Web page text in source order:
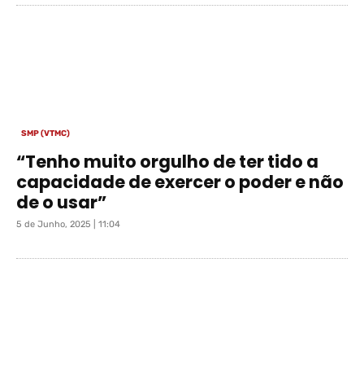
SMP (VTMC)
“Tenho muito orgulho de ter tido a
capacidade de exercer o poder e não
de o usar”
5 de Junho, 2025 | 11:04